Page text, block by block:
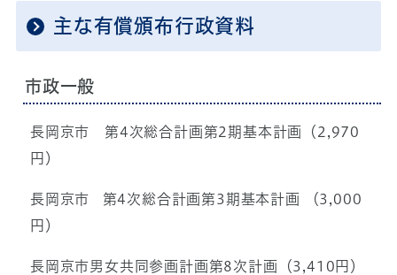
主な有償頒布行政資料
市政一般
長岡京市 第4次総合計画第2期基本計画（2,970
円）
長岡京市 第4次総合計画第3期基本計画 （3,000
円）
長岡京市男女共同参画計画第8次計画（3,410円）